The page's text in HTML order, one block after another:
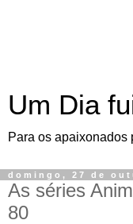
Um Dia
Para os apaixonados
domingo, 27 de
As séries
80